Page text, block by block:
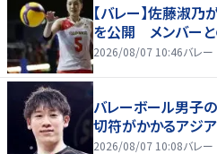
【バレー】佐藤淑
を公開 メンバーと
2026/08/07 10:46バレー
バレーボール男子
切符がかかるアジア
2026/08/07 10:08バレー